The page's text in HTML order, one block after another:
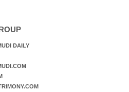
DAILY